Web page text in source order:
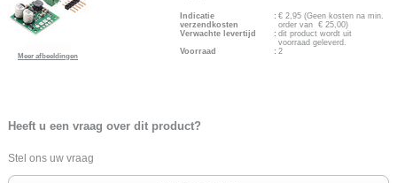
Meer afbeeldingen
Indicatie
verzendkosten
: € 2,95(Geen kosten na min.
order van € 25,00)
Verwachte levertijd
: dit product wordt uit
voorraad geleverd.
Voorraad
: 2
Heeft u een vraag over dit product?
Stel ons uw vraag